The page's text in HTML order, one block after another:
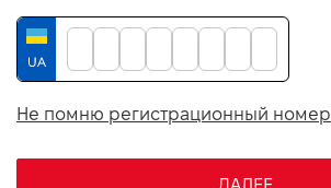
Не помню регистрационный номер
Вакансии
VIDI Карьера